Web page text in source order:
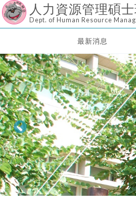
人力資源管理碩
Dept. of Human Resource
最新消息